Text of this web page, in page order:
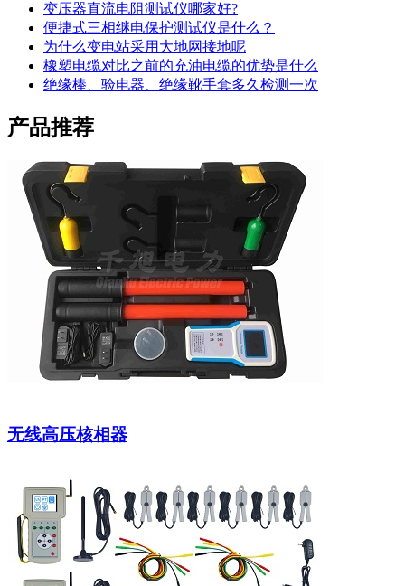
变压器直流电阻测试仪哪家好?
便捷式三相继电保护测试仪是什么？
为什么变电站采用大地网接地呢
橡塑电缆对比之前的充油电缆的优势是什么
绝缘棒、验电器、绝缘靴手套多久检测一次
产品推荐
无线高压核相器